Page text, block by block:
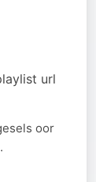
url
oor